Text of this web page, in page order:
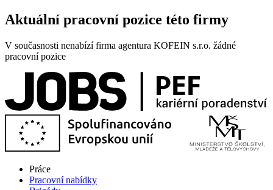
Aktuální pracovní pozice této firmy
V současnosti nenabízí firma agentura KOFEIN s.r.o. žádné
pracovní pozice
Práce
Pracovní nabídky